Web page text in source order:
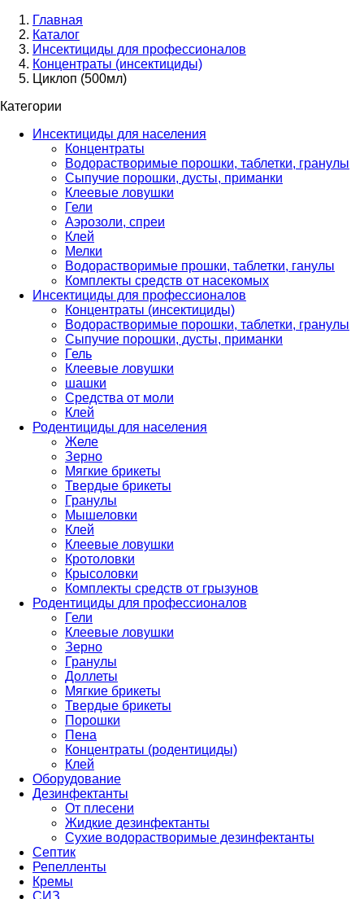
Главная
Каталог
Инсектициды для профессионалов
Концентраты (инсектициды)
Циклоп (500мл)
Категории
Инсектициды для населения
Концентраты
Водорастворимые порошки, таблетки, гранулы
Сыпучие порошки, дусты, приманки
Клеевые ловушки
Гели
Аэрозоли, спреи
Клей
Мелки
Водорастворимые прошки, таблетки, ганулы
Комплекты средств от насекомых
Инсектициды для профессионалов
Концентраты (инсектициды)
Водорастворимые порошки, таблетки, гранулы
Сыпучие порошки, дусты, приманки
Гель
Клеевые ловушки
шашки
Средства от моли
Клей
Родентициды для населения
Желе
Зерно
Мягкие брикеты
Твердые брикеты
Гранулы
Мышеловки
Клей
Клеевые ловушки
Кротоловки
Крысоловки
Комплекты средств от грызунов
Родентициды для профессионалов
Гели
Клеевые ловушки
Зерно
Гранулы
Доллеты
Мягкие брикеты
Твердые брикеты
Порошки
Пена
Концентраты (родентициды)
Клей
Оборудование
Дезинфектанты
От плесени
Жидкие дезинфектанты
Сухие водорастворимые дезинфектанты
Септик
Репелленты
Кремы
СИЗ